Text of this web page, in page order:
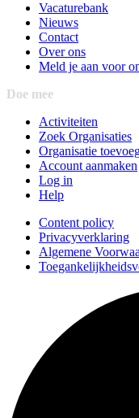
Vacaturebank
Nieuws
Contact
Over ons
Meld je aan voor
Doe mee
Activiteiten
Zoek Organisaties
Organisatie
Account aanmaken
Log in
Help
Content policy
Privacyverklaring
Algemene